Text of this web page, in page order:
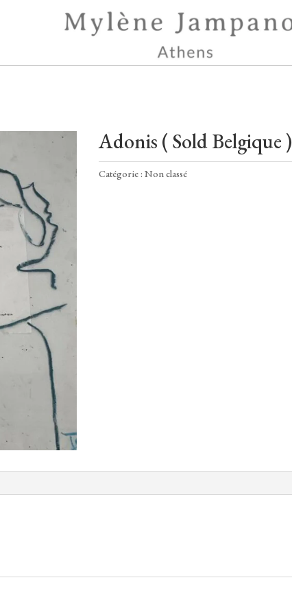
Adonis ( Sold Belgique )
Catégorie :Non classé